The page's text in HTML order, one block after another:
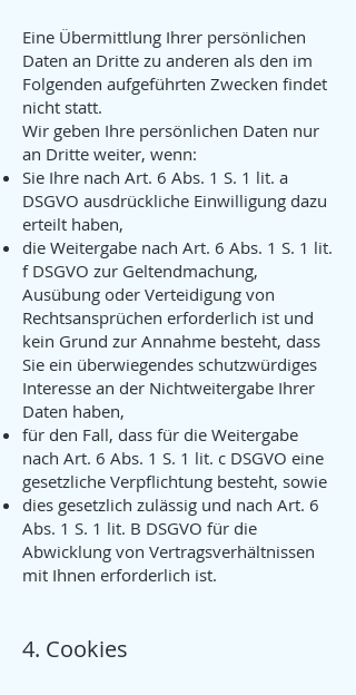
Eine Übermittlung Ihrer persönlichen
Daten an Dritte zu anderen als den im
Folgenden aufgeführten Zwecken findet
nicht statt.
Wir geben Ihre persönlichen Daten nur
an Dritte weiter, wenn:
Sie Ihre nach Art. 6 Abs. 1 S. 1 lit. a
DSGVO ausdrückliche Einwilligung dazu
erteilt haben,
die Weitergabe nach Art. 6 Abs. 1 S. 1 lit.
f DSGVO zur Geltendmachung,
Ausübung oder Verteidigung von
Rechtsansprüchen erforderlich ist und
kein Grund zur Annahme besteht, dass
Sie ein überwiegendes schutzwürdiges
Interesse an der Nichtweitergabe Ihrer
Daten haben,
für den Fall, dass für die Weitergabe
nach Art. 6 Abs. 1 S. 1 lit. c DSGVO eine
gesetzliche Verpflichtung besteht, sowie
dies gesetzlich zulässig und nach Art. 6
Abs. 1 S. 1 lit. B DSGVO für die
Abwicklung von Vertragsverhältnissen
mit Ihnen erforderlich ist.
4. Cookies